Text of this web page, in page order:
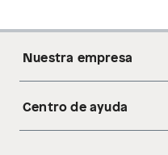
Nuestra empresa
Acerca de nosotros
Centro de ayuda